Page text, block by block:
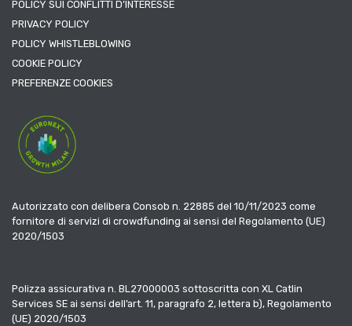
POLICY SUI CONFLITTI D’INTERESSE
PRIVACY POLICY
POLICY WHISTLEBLOWING
COOKIE POLICY
PREFERENZE COOKIES
Autorizzato con delibera Consob n. 22885 del 10/11/2023 come
fornitore di servizi di crowdfunding ai sensi del Regolamento (UE)
2020/1503
Polizza assicurativa n. BL27000003 sottoscritta con XL Catlin
Services SE ai sensi dell’art. 11, paragrafo 2, lettera b), Regolamento
(UE) 2020/1503